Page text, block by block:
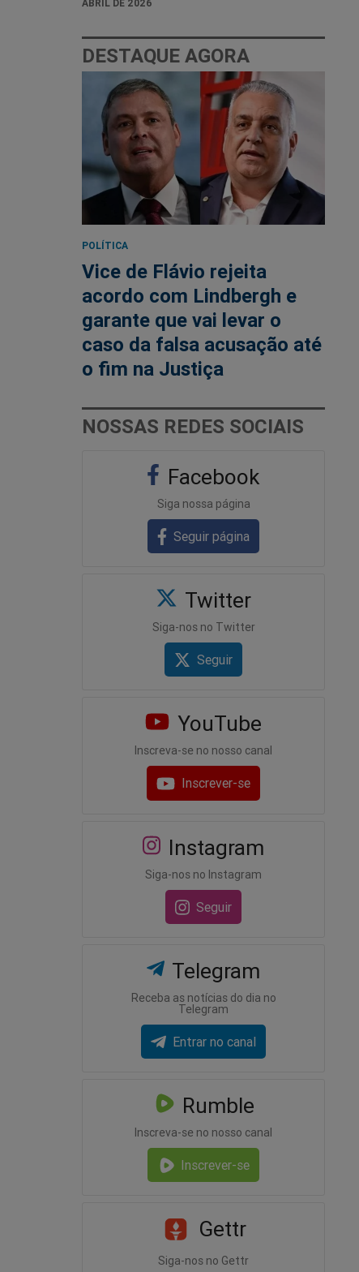
ABRIL DE 2026
DESTAQUE AGORA
POLÍTICA
Vice de Flávio rejeita
acordo com Lindbergh e
garante que vai levar o
caso da falsa acusação até
o fim na Justiça
NOSSAS REDES SOCIAIS
Facebook
Siga nossa página
Seguir página
Twitter
Siga-nos no Twitter
Seguir
YouTube
Inscreva-se no nosso canal
Inscrever-se
Instagram
Siga-nos no Instagram
Seguir
Telegram
Receba as notícias do dia no
Telegram
Entrar no canal
Rumble
Inscreva-se no nosso canal
Inscrever-se
Gettr
Siga-nos no Gettr